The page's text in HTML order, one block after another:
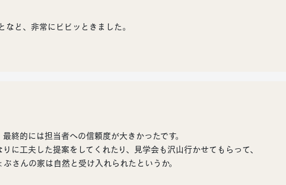
など、非常にビビッときました。
終的には担当者への信頼度が大きかったです。
に工夫した提案をしてくれたり、見学会も沢山行かせてもらって、
さんの家は自然と受け入れられたというか。